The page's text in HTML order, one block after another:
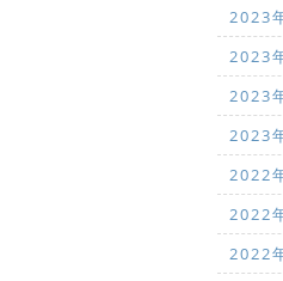
2023
2023
2023
2023
2022
2022
2022